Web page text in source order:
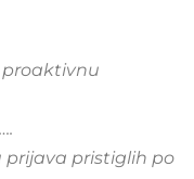
proaktivnu
prijava pristiglih po